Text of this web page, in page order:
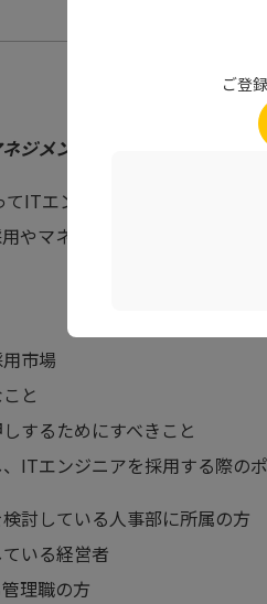
ジメントの教科書ここにあり!?
ITエンジニア不足が加速して
やマネジメントについて悩ま
市場
と
するためにすべきこと
ITエンジニアを採用する際の
討している人事部に所属の方
いる経営者
理職の方
ご登